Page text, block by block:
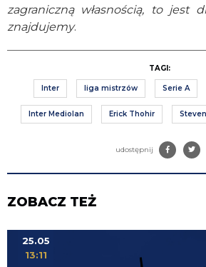
zagraniczną własnością, to jest
znajdujemy.
TAGI:
Inter liga mistrzów Serie A
Inter Mediolan Erick Thohir
udostępnij
ZOBACZ TEŻ
25.05
13:11